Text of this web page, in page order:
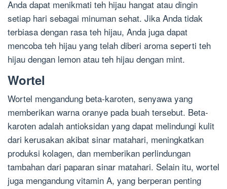
Anda dapat menikmati teh hijau hangat atau dingin
setiap hari sebagai minuman sehat. Jika Anda tidak
terbiasa dengan rasa teh hijau, Anda juga dapat
mencoba teh hijau yang telah diberi aroma seperti teh
hijau dengan lemon atau teh hijau dengan mint.
Wortel
Wortel mengandung beta-karoten, senyawa yang
memberikan warna oranye pada buah tersebut. Beta-
karoten adalah antioksidan yang dapat melindungi kulit
dari kerusakan akibat sinar matahari, meningkatkan
produksi kolagen, dan memberikan perlindungan
tambahan dari paparan sinar matahari. Selain itu, wortel
juga mengandung vitamin A, yang berperan penting